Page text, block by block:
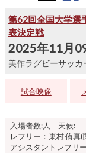
第62回全国大学
表決定戦
2025年11月
美作ラグビーサッカ
試合映像
入場者数:人 天候:
レフリー：東村 侑真(
アシスタントレフリ